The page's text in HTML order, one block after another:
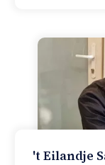
't Eilandje